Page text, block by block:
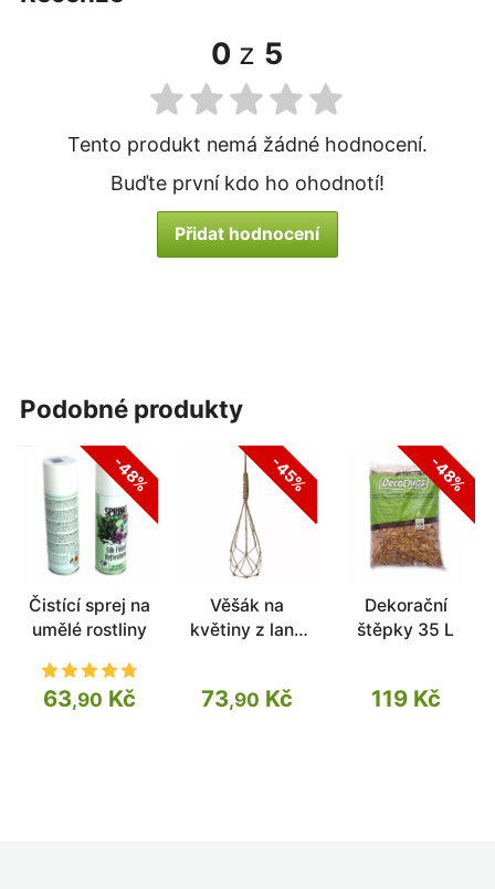
0 z 5
Tento produkt nemá žádné hodnocení.
Buďte první kdo ho ohodnotí!
Přidat hodnocení
podobné produkty
-48%
Čistící sprej na
umělé rostliny
63,90 Kč
-45%
Věšák na
květiny z lana
73,90 Kč
-48%
Dekorační
štěpky 35 L
119 Kč